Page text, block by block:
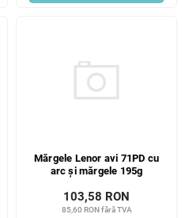
Mărgele Lenor avi 71PD cu
arc și mărgele 195g
85,60 RON fără TVA
103,58 RON